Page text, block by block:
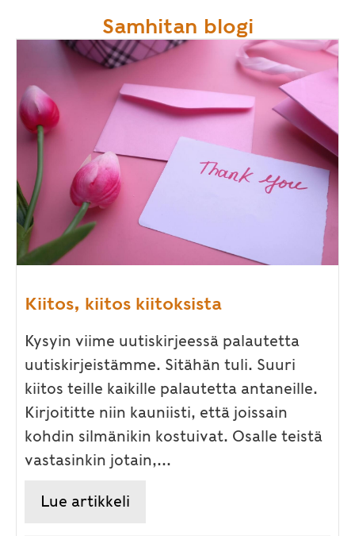
Samhitan blogi
Kiitos, kiitos kiitoksista
Kysyin viime uutiskirjeessä palautetta
uutiskirjeistämme. Sitähän tuli. Suuri
kiitos teille kaikille palautetta antaneille.
Kirjoititte niin kauniisti, että joissain
kohdin silmänikin kostuivat. Osalle teistä
vastasinkin jotain,...
Lue artikkeli